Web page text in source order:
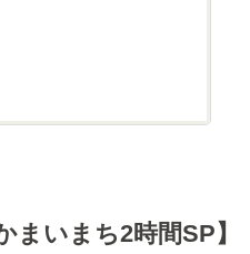
まいまち2時間SP】